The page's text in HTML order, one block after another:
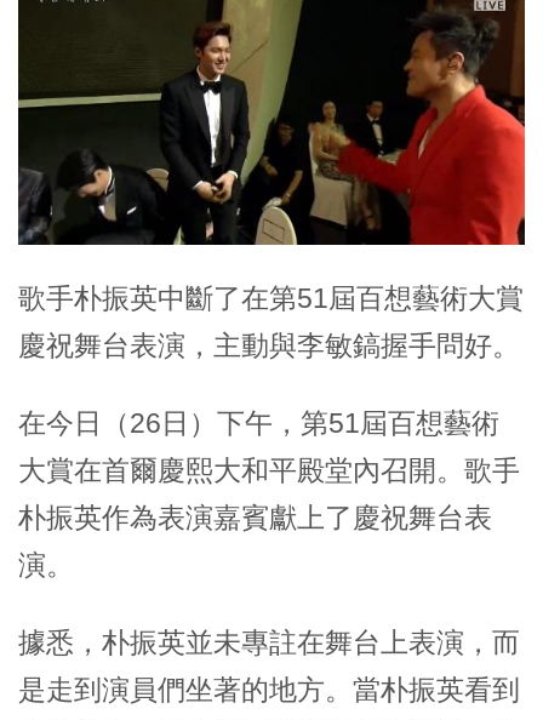
歌手朴振英中斷了在第51屆百想藝術大賞
慶祝舞台表演，主動與李敏鎬握手問好。
在今日（26日）下午，第51屆百想藝術
大賞在首爾慶熙大和平殿堂內召開。歌手
朴振英作為表演嘉賓獻上了慶祝舞台表
演。
據悉，朴振英並未專註在舞台上表演，而
是走到演員們坐著的地方。當朴振英看到